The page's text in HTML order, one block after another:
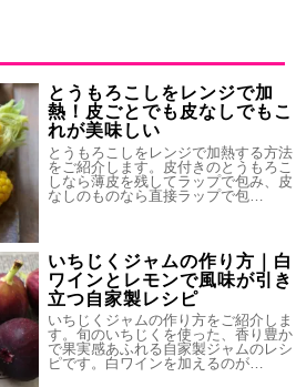
とうもろこしをレンジで加
熱！皮ごとでも皮なしでもこ
れが美味しい
とうもろこしをレンジで加熱する方法
をご紹介します。皮付きのとうもろこ
しなら薄皮を残してラップで包み、皮
なしのものなら直接ラップで包…
いちじくジャムの作り方｜白
ワインとレモンで風味が引き
立つ自家製レシピ
いちじくジャムの作り方をご紹介しま
す。旬のいちじくを使った、香り豊か
で果実感あふれる自家製ジャムのレシ
ピです。白ワインを加えるのが…